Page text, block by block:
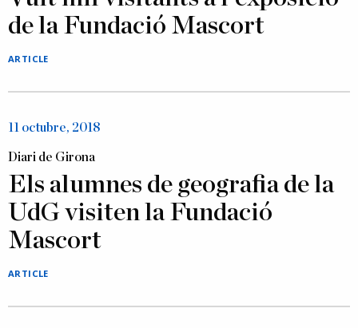
de la Fundació Mascort
ARTICLE
11 octubre, 2018
Diari de Girona
Els alumnes de geografia de la
UdG visiten la Fundació
Mascort
ARTICLE